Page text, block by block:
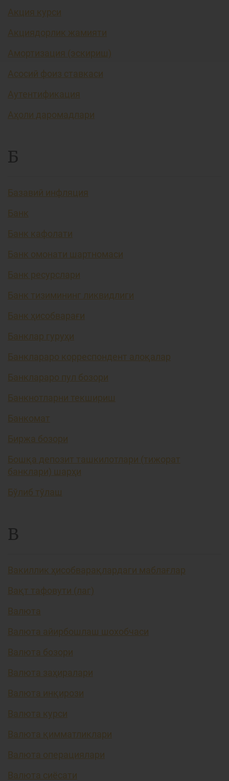
Акция курси
Акциядорлик жамияти
Амортизация (эскириш)
Асосий фоиз ставкаси
Аутентификация
Аҳоли даромадлари
Б
Базавий инфляция
Банк
Банк кафолати
Банк омонати шартномаси
Банк ресурслари
Банк тизимининг ликвидлиги
Банк ҳисобварағи
Банклар гуруҳи
Банклараро корреспондент алоқалар
Банклараро пул бозори
Банкнотларни текшириш
Банкомат
Биржа бозори
Бошқа депозит ташкилотлари (тижорат
банклари) шарҳи
Бўлиб тўлаш
В
Вакиллик ҳисобварақлардаги маблағлар
Вақт тафовути (лаг)
Валюта
Валюта айирбошлаш шохобчаси
Валюта бозори
Валюта заҳиралари
Валюта инқирози
Валюта курси
Валюта қимматликлари
Валюта операциялари
Валюта сиёсати